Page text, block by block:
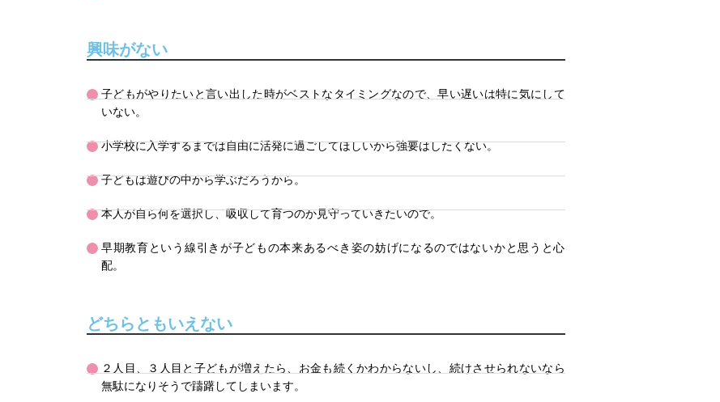
興味がない
子どもがやりたいと言い出した時がベストなタイミングなので、早い遅いは特に気にして
いない。
小学校に入学するまでは自由に活発に過ごしてほしいから強要はしたくない。
子どもは遊びの中から学ぶだろうから。
本人が自ら何を選択し、吸収して育つのか見守っていきたいので。
早期教育という線引きが子どもの本来あるべき姿の妨げになるのではないかと思うと心
配。
どちらともいえない
２人目、３人目と子どもが増えたら、お金も続くかわからないし、続けさせられないなら
無駄になりそうで躊躇してしまいます。